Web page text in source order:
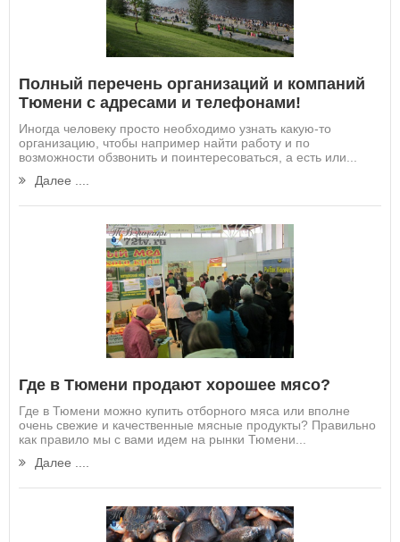
Полный перечень организаций и компаний
Тюмени с адресами и телефонами!
Иногда человеку просто необходимо узнать какую-то
организацию, чтобы например найти работу и по
возможности обзвонить и поинтересоваться, а есть или...
Далее ....
Где в Тюмени продают хорошее мясо?
Где в Тюмени можно купить отборного мяса или вполне
очень свежие и качественные мясные продукты? Правильно
как правило мы с вами идем на рынки Тюмени...
Далее ....